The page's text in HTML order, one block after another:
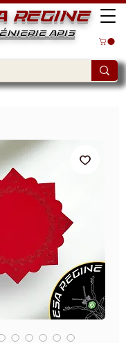
REGINE
APIS